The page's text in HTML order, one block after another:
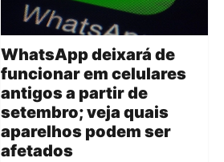
WhatsApp deixará de
funcionar em celulares
antigos a partir de
setembro; veja quais
aparelhos podem ser
afetados